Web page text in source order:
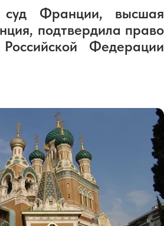
суд Франции, высшая
подтвердила право
Российской Федерации